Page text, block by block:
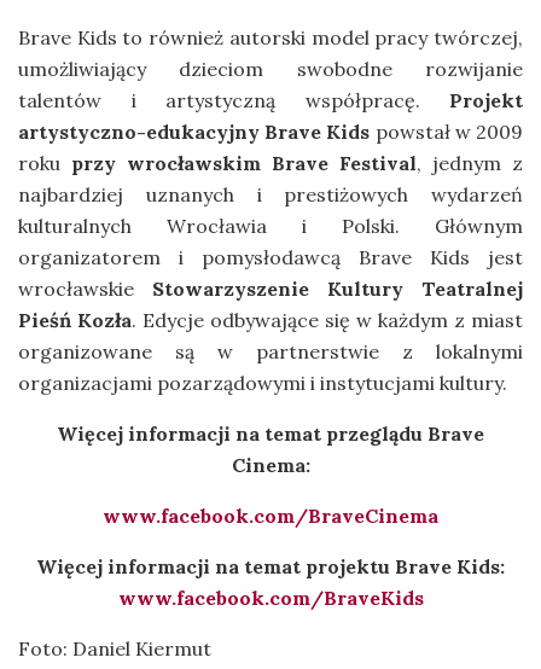
Brave Kids to również autorski model pracy twórczej,
umożliwiający dzieciom swobodne rozwijanie
talentów i artystyczną współpracę. Projekt
artystyczno-edukacyjny Brave Kids powstał w 2009
roku przy wrocławskim Brave Festival, jednym z
najbardziej uznanych i prestiżowych wydarzeń
kulturalnych Wrocławia i Polski. Głównym
organizatorem i pomysłodawcą Brave Kids jest
wrocławskie Stowarzyszenie Kultury Teatralnej
Pieśń Kozła. Edycje odbywające się w każdym z miast
organizowane są w partnerstwie z lokalnymi
organizacjami pozarządowymi i instytucjami kultury.
Więcej informacji na temat przeglądu Brave
Cinema:
www.facebook.com/BraveCinema
Więcej informacji na temat projektu Brave Kids:
www.facebook.com/BraveKids
Foto: Daniel Kiermut